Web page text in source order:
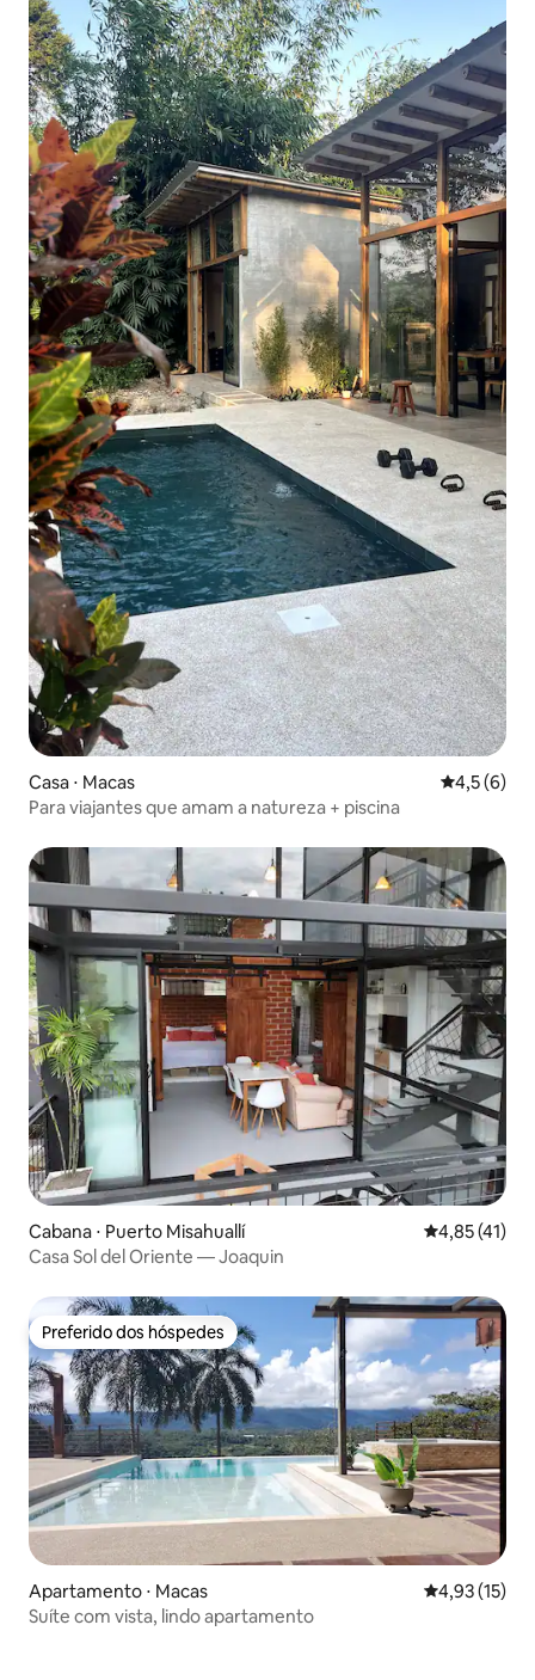
Casa ⋅ Macas 4,5 de
4,5 (6)
Para viajantes que amam a natureza + piscina
Cabana ⋅ Puerto Misahuallí 4,85 de uma
4,85 (41)
Casa Sol del Oriente — Joaquin
Preferido dos hóspedes
Preferido dos hóspedes
Apartamento ⋅ Macas 4,93 de uma
4,93 (15)
Suíte com vista, lindo apartamento